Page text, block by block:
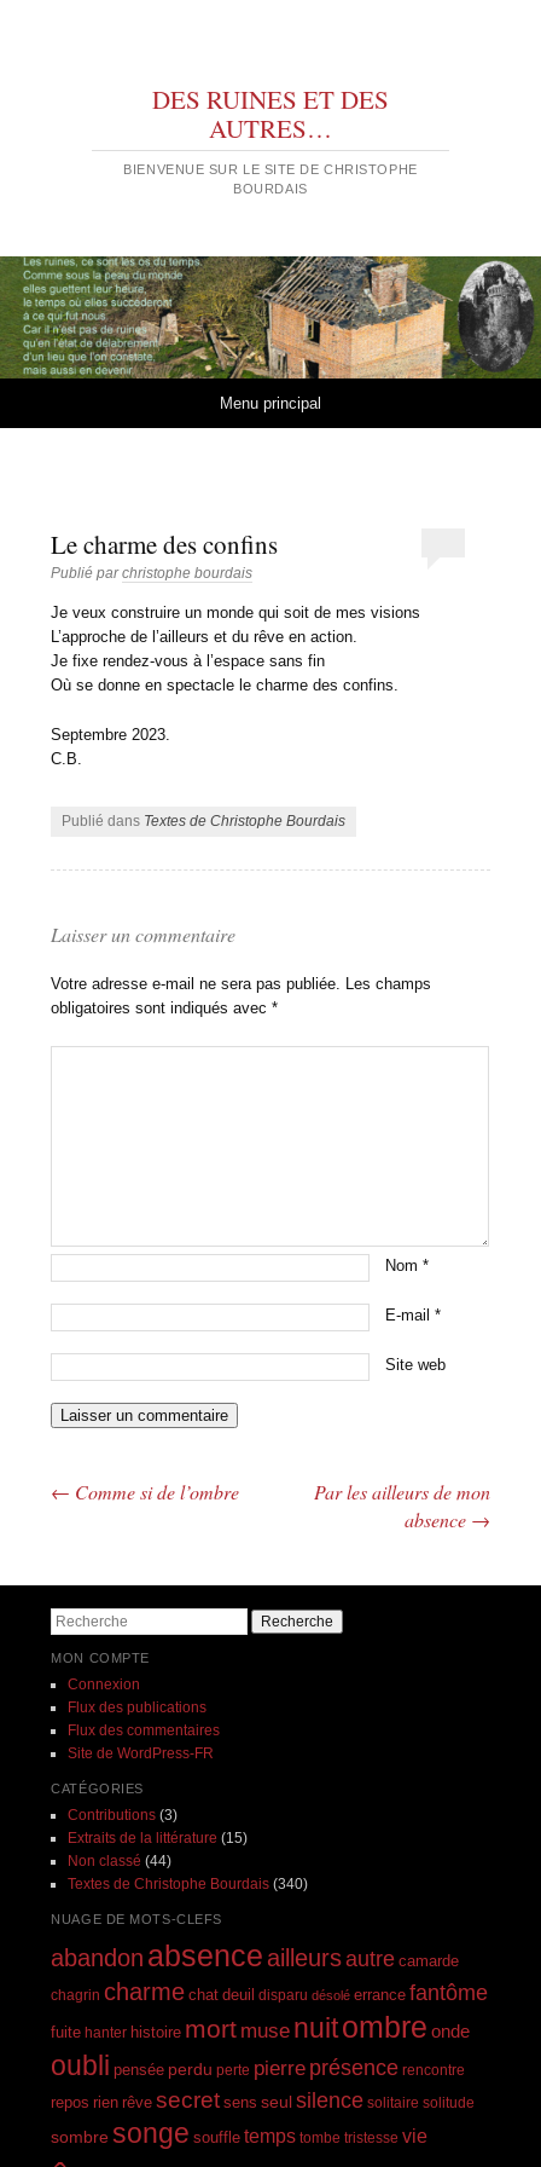
DES RUINES ET DES
AUTRES…
BIENVENUE SUR LE SITE DE CHRISTOPHE
BOURDAIS
Menu principal
Le charme des confins
Publié parchristophe bourdais
Je veux construire un monde qui soit de mes visions
L’approche de l’ailleurs et du rêve en action.
Je fixe rendez-vous à l’espace sans fin
Où se donne en spectacle le charme des confins.
Septembre 2023.
C.B.
Publié dans Textes de Christophe Bourdais
Laisser un commentaire
Votre adresse e-mail ne sera pas publiée. Les champs
obligatoires sont indiqués avec*
Nom*
E-mail*
Site web
Navigation des articles
← Comme si de l’ombre
Par les ailleurs de mon
absence →
Recherche
MON COMPTE
Connexion
Flux des publications
Flux des commentaires
Site de WordPress-FR
CATÉGORIES
Contributions(3)
Extraits de la littérature (15)
Non classé (44)
Textes de Christophe Bourdais(340)
NUAGE DE MOTS-CLEFS
abandon absence ailleursautre camarde
chagrin charme chat deuil disparu désolé errance fantôme
fuite hanter histoire mort muse nuitombre onde
oubli pensée perdu perte pierre présence rencontre
repos rien rêve secret sens seul silence solitaire solitude
sombre songe souffle temps tombe tristesse vie